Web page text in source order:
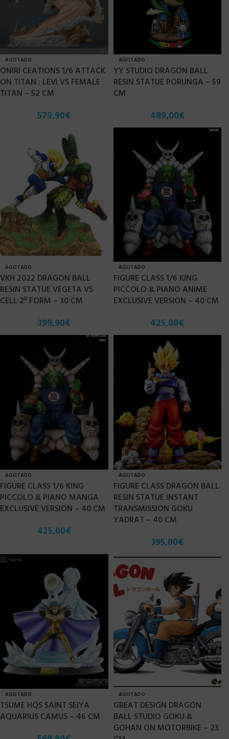
AGOTADO
ONIRI CEATIONS 1/6 ATTACK
ON TITAN : LEVI VS FEMALE
TITAN – 52 CM
579,90€
AGOTADO
YY STUDIO DRAGON BALL
RESIN STATUE PORUNGA – 59
CM
489,00€
AGOTADO
VKH 2022 DRAGON BALL
RESIN STATUE VEGETA VS
CELL 2º FORM – 30 CM
399,90€
AGOTADO
FIGURE CLASS 1/6 KING
PICCOLO & PIANO ANIME
EXCLUSIVE VERSION – 40 CM
425,00€
AGOTADO
FIGURE CLASS 1/6 KING
PICCOLO & PIANO MANGA
EXCLUSIVE VERSION – 40 CM
425,00€
AGOTADO
FIGURE CLASS DRAGON BALL
RESIN STATUE INSTANT
TRANSMISSION GOKU
YADRAT – 40 CM
395,00€
AGOTADO
TSUME HQS SAINT SEIYA
AQUARIUS CAMUS – 46 CM
AGOTADO
GREAT DESIGN DRAGON
BALL STUDIO GOKU &
GOHAN ON MOTORBIKE – 23